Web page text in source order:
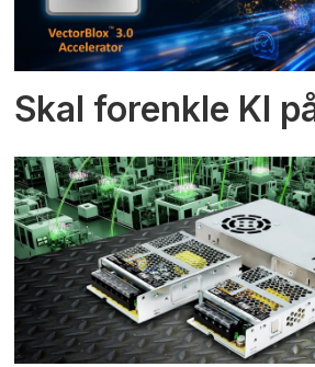
Skal forenkle KI